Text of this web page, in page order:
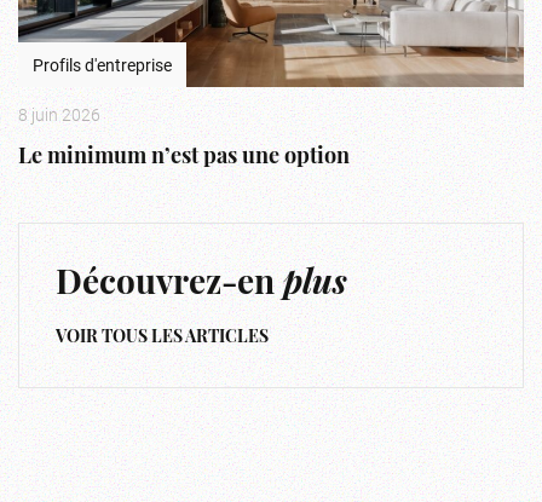
Profils d'entreprise
8 juin 2026
Le minimum n’est pas une option
Découvrez-enplus
VOIR TOUS LES ARTICLES